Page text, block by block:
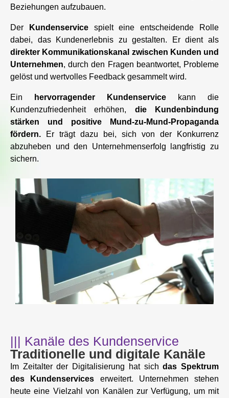
Beziehungen aufzubauen.
Der Kundenservicespielt eine entscheidende Rolle
dabei, das Kundenerlebnis zu gestalten. Er dient als
direkter Kommunikationskanal zwischen Kunden und
Unternehmen, durch den Fragen beantwortet, Probleme
gelöst und wertvolles Feedback gesammelt wird.
Ein hervorragender Kundenservice kann die
Kundenzufriedenheit erhöhen, die Kundenbindung
stärken und positive Mund-zu-Mund-Propaganda
fördern. Er trägt dazu bei, sich von der Konkurrenz
abzuheben und den Unternehmenserfolg langfristig zu
sichern.
||| Kanäle des Kundenservice
Traditionelle und digitale Kanäle
Im Zeitalter der Digitalisierung hat sichdas Spektrum
des Kundenservices erweitert. Unternehmen stehen
heute eine Vielzahl von Kanälen zur Verfügung, um mit